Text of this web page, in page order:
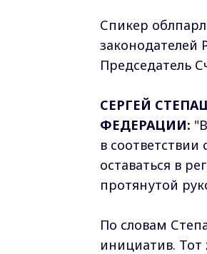
Спикер
законодателей
Председатель
СЕРГЕЙ
ФЕДЕРАЦИИ:
в
оставаться в
протянутой
По словам
инициатив.